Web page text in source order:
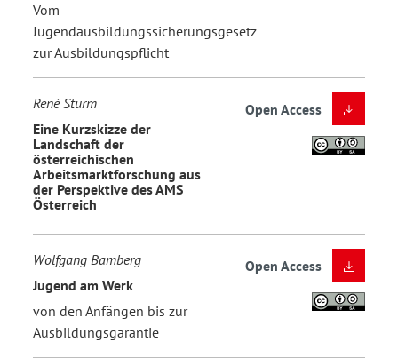
Vom
Jugendausbildungssicherungsgesetz
zur Ausbildungspflicht
René Sturm
Eine Kurzskizze der
Landschaft der
österreichischen
Arbeitsmarktforschung aus
der Perspektive des AMS
Österreich
Open Access
Wolfgang Bamberg
Jugend am Werk
von den Anfängen bis zur
Ausbildungsgarantie
Open Access